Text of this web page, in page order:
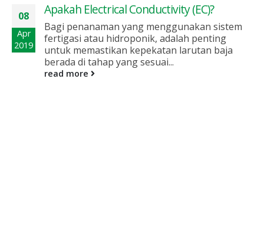
08
Apr
2019
Apakah Electrical Conductivity (EC)?
Bagi penanaman yang menggunakan sistem
fertigasi atau hidroponik, adalah penting
untuk memastikan kepekatan larutan baja
berada di tahap yang sesuai...
read more